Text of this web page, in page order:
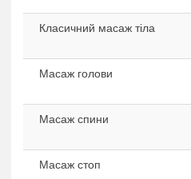
Класичний масаж тіла
Масаж голови
Масаж спини
Масаж стоп